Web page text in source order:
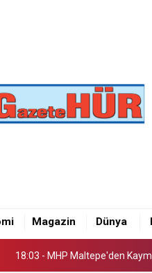
Magazin Dünya
18:03 - MHP Maltepe'den
18:09 - Emre Gün'den
18:05 - CHP Maltepe İlçe
18:03 - MHP Maltepe'den